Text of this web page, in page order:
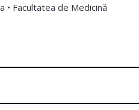
• Facultatea de Medicină